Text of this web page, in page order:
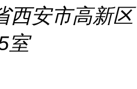
西安市高新区
室